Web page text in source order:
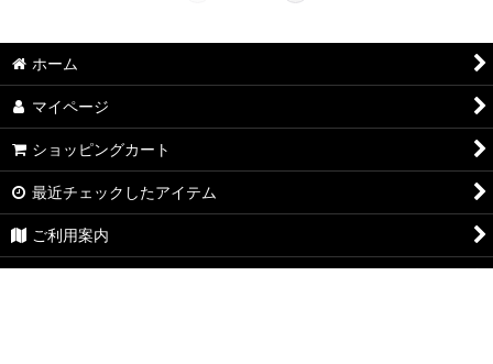
ホーム
マイページ
ショッピングカート
最近チェックしたアイテム
ご利用案内